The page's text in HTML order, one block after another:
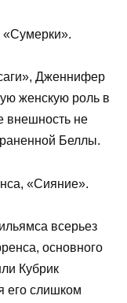
Дженнифер
женскую роль в
внешность не
Беллы.
«Сияние».
всерьез
основного
Кубрик
его слишком